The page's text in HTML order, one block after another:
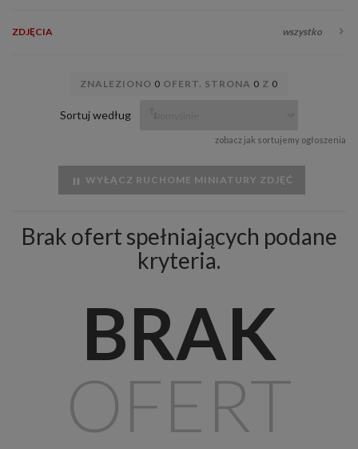
ZDJĘCIA wszystko
ZNALEZIONO 0 OFERT. STRONA 0 Z 0
Sortuj według
zobacz jak sortujemy ogłoszenia
WYŁĄCZ RUCHOME MINIATURY ZDJĘĆ
Brak ofert spełniających podane
kryteria.
BRAK
OFERT